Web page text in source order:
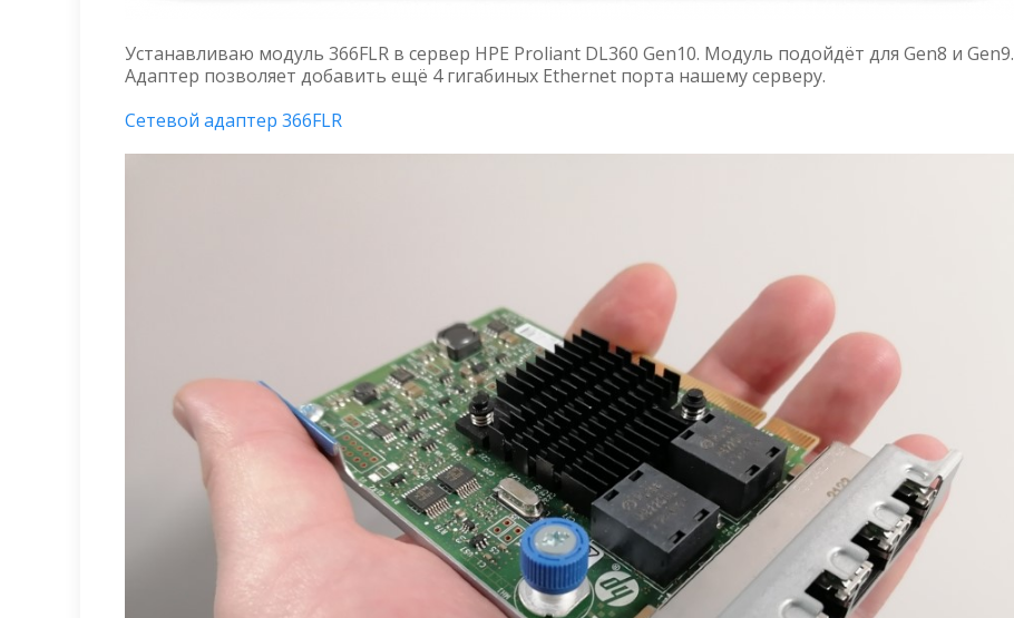
Устанавливаю модуль 366FLR в сервер HPE Proliant DL360 Gen10. Модуль подойдёт для Gen8 и Gen9.
Адаптер позволяет добавить ещё 4 гигабиных Ethernet порта нашему серверу.
Сетевой адаптер 366FLR